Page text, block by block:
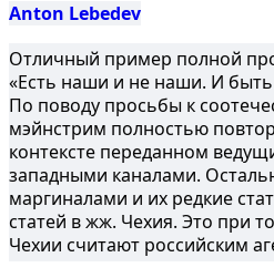
Anton Lebedev
Отличный пример полной
«Есть наши и не наши. И быть
По поводу просьбы к
мэйнстрим полностью
контексте переданном
западными каналами.
маргиналами и их редкие
статей в жж. Чехия. Это при
Чехии считают российским